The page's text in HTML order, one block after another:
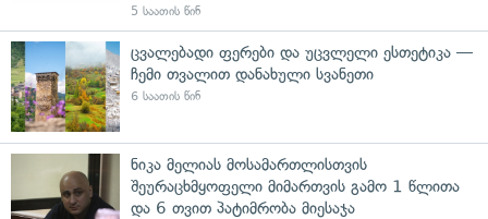
5 საათის წინ
ცვალებადი ფერები და უცვლელი ესთეტიკა —
ჩემი თვალით დანახული სვანეთი
6 საათის წინ
ნიკა მელიას მოსამართლისთვის
შეურაცხმყოფელი მიმართვის გამო 1 წლითა
და 6 თვით პატიმრობა მიესაჯა